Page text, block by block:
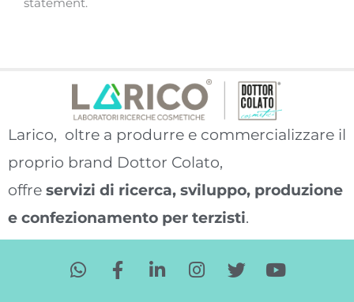
statement.
Larico, oltre a produrre e commercializzare il
proprio brand Dottor Colato,
offre servizi di ricerca, sviluppo, produzione
e confezionamento per terzisti.
W
h
F
a
i
I
n
T
w
Y
o